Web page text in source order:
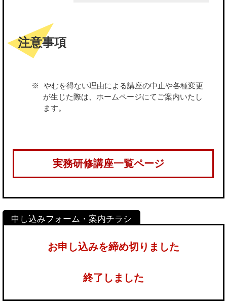
注意事項
やむを得ない理由による講座の中止や各種変更
が生じた際は、ホームページにてご案内いたし
ます。
実務研修講座一覧ページ
お申し込みを締め切りました
終了しました